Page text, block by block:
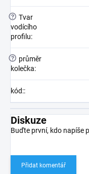
? Tvar
vodícího
profilu:
?
průměr
kolečka:
kód::
Diskuze
Buďte první, kdo napíše
Přidat komentář